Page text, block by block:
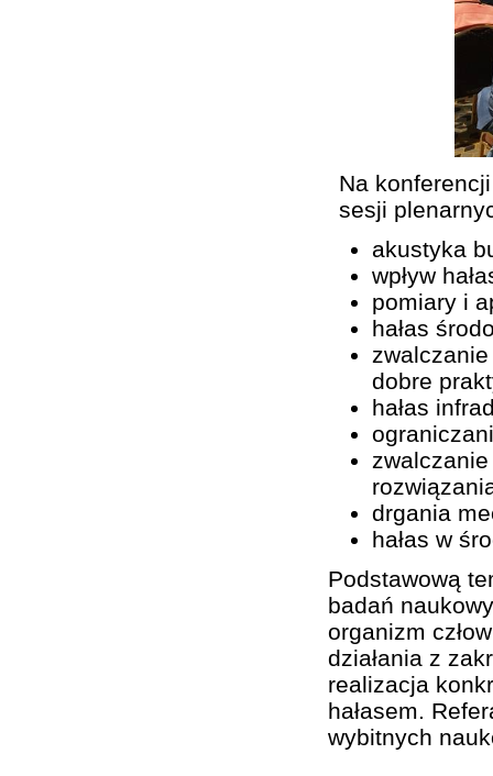
Na
sesji
akustyka
wpływ
pomiary i
hałas
dobre
hałas
drgania
hałas w
Podstawową
badań
organizm
działania z
realizacja
hałasem.
wybitnych